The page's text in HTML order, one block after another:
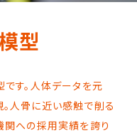
型
す。人体データを元
人骨に近い感触で削る
関への採用実績を誇り